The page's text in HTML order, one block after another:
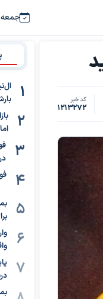
جمعه ۱۶ مرداد ۱۴۰۵
کد خبر
1213272